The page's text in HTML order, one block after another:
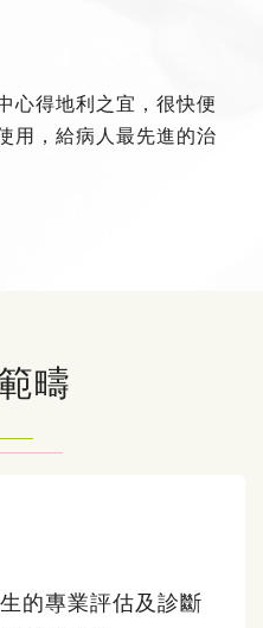
心得地利之宜，很快便
用，給病人最先進的治
疇
的專業評估及診斷